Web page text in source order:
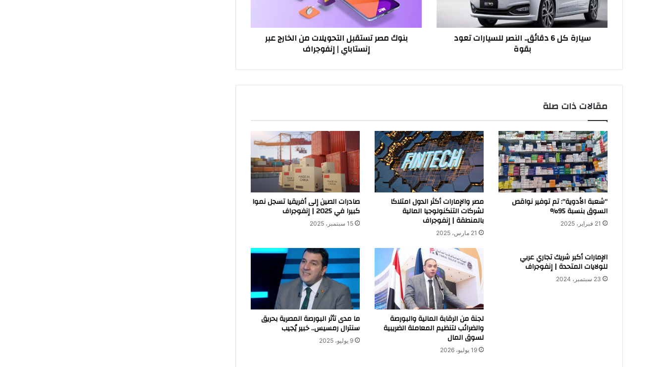
تعود
بقوة
سيارة كل 6 دقائق.. النصر للسيارات تعود
بقوة
|
إنفوجراف
بنوك مصر تستقبل التحويلات من الخارج عبر
إنستاباي | إنفوجراف
مقالات ذات صلة
“شعبة الأدوية”: تم توفير نواقص
السوق بنسبة 95%
21 فبراير، 2025
مصر والإمارات أكثر الدول امتلاكا
لشركات التنكنولوجيا المالية
بالمنطقة | إنفوجراف
21 مارس، 2025
صادرات الصين إلى أفريقيا تسجل نموا
كبيرا في 2025 | إنفوجراف
15 سبتمبر، 2025
الإمارات أكبر شريك تجاري عربي
للولايات المتحدة | إنفوجراف
23 سبتمبر، 2024
لجنة من الرقابة المالية والبورصة
والضرائب لتنظيم المعاملة الضريبية
لسوق المال
19 يوليو، 2026
ما مدى تأثر البورصة المصرية بحريق
سنترال رمسيس.. خبير يُجيب
9 يوليو، 2025